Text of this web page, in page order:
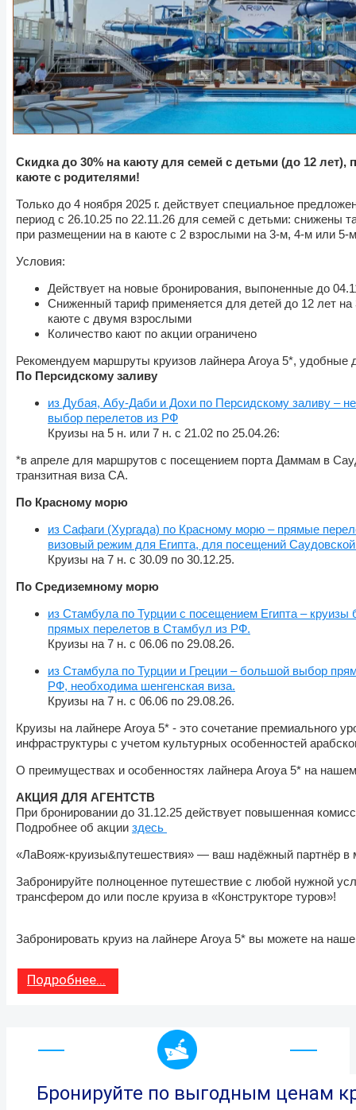
Скидка до 30% на каюту для семей с детьми (до 12
каюте с родителями!
Только до 4 ноября 2025 г. действует специальное
период с 26.10.25 по 22.11.26 для семей с детьми: снижены
при размещении на в каюте с 2 взрослыми на 3-м, 4-м или 5-
Условия:
Действует на новые бронирования, выпоненные до
Сниженный тариф применяется для детей до 12 лет
каюте с двумя взрослыми
Количество кают по акции ограничено
Рекомендуем маршруты круизов лайнера Aroya 5*, удобные
По Персидскому заливу
из Дубая, Абу-Даби и Дохи по Персидскому заливу –
выбор перелетов из РФ
Круизы на 5 н. или 7 н. с 21.02 по 25.04.26:
*в апреле для маршрутов с посещением порта Даммам в
транзитная виза СА.
По Красному морю
из Сафаги (Хургада) по Красному морю – прямые
визовый режим для Египта, для посещений
Круизы на 7 н. с 30.09 по 30.12.25.
По Средиземному морю
из Стамбула по Турции с посещением Египта –
прямых перелетов в Стамбул из РФ.
Круизы на 7 н. с 06.06 по 29.08.26.
из Стамбула по Турции и Греции – большой выбор
РФ, необходима шенгенская виза.
Круизы на 7 н. с 06.06 по 29.08.26.
Круизы на лайнере Aroya 5* - это сочетание премиального
инфраструктуры с учетом культурных особенностей
О преимуществах и особенностях лайнера Aroya 5* на
АКЦИЯ ДЛЯ АГЕНТСТВ
При бронировании до 31.12.25 действует повышенная
Подробнее об акции здесь
«ЛаВояж-круизы&путешествия» — ваш надёжный партнёр в
Забронируйте полноценное путешествие с любой нужной
трансфером до или после круиза в «Конструкторе туров»!
Забронировать круиз на лайнере Aroya 5* вы можете на
Подробнее...
Бронируйте по выгодным ценам